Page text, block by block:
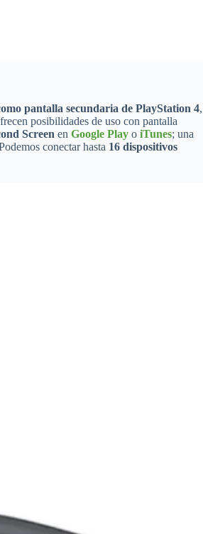
pantalla secundaria de PlayStation 4,
posibilidades de uso con pantalla
Screen en Google Play o iTunes; una
conectar hasta 16 dispositivos